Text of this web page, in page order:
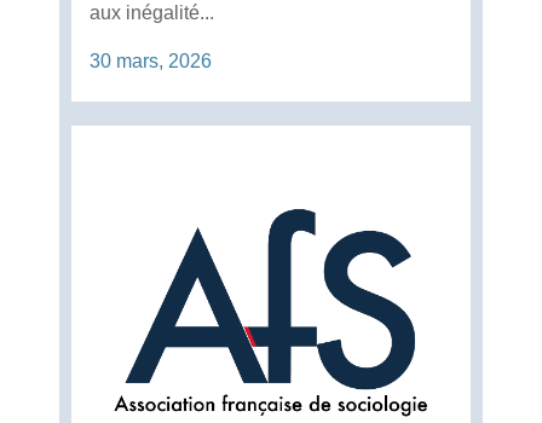
aux inégalité...
30 mars, 2026